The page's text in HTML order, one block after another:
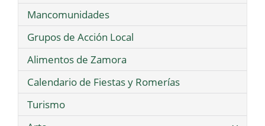
Mancomunidades
Grupos de Acción Local
Alimentos de Zamora
Calendario de Fiestas y Romerías
Turismo